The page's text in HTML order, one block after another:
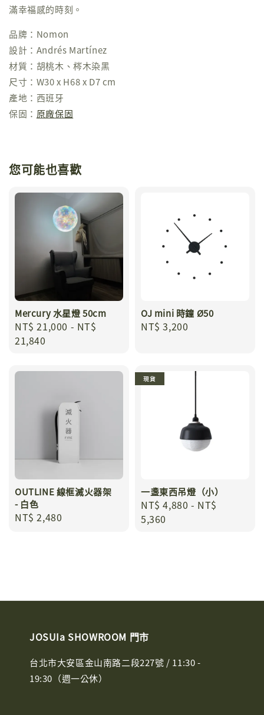
滿幸福感的時刻。
品牌：Nomon
設計：Andrés Martínez
材質：胡桃木、梣木染黑
尺寸：W30 x H68 x D7 cm
產地：西班牙
保固： 原廠保固
您可能也喜歡
Mercury 水星燈 50cm
Regular
price
NT$ 21,000 - NT$
21,840
OJ mini 時鐘 Ø50
Regular
NT$ 3,200
OUTLINE 線框滅火器架
- 白色
Regular
NT$ 2,480
現貨
一盞東西吊燈（小）
Regular
price
NT$ 4,880 - NT$
5,360
JOSUIa SHOWROOM 門市
台北市大安區金山南路二段227號 / 11:30 -
19:30（週一公休）